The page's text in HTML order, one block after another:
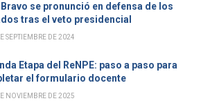
se pronunció en defensa de los
tras el veto presidencial
SEPTIEMBRE DE 2024
Etapa del ReNPE: paso a paso para
el formulario docente
NOVIEMBRE DE 2025